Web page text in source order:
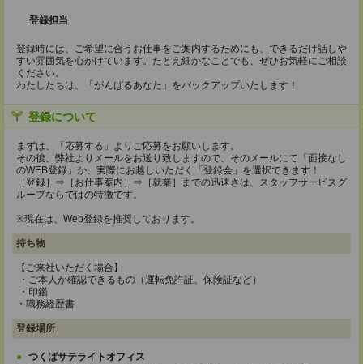
登録担当
登録時には、ご希望に合うお仕事をご案内するためにも、できるだけ話しや
すい雰囲気を心がけています。たとえ細かなことでも、ぜひお気軽にご相談
ください。
わたしたちは、「がんばるあなた」をバックアップいたします！
登録について
まずは、「応募する」よりご応募をお願いします。
その後、弊社よりメールをお送り致しますので、そのメールにて「面接なし
のWEB登録」か、実際にお越しいただく「登録会」を選択できます！
［登録］⇒［お仕事案内］⇒［就業］までの迅速さは、スタッフサービスグ
ループならではの特徴です。
※現在は、Web登録を推奨しております。
持ち物
【ご来社いただく場合】
・ご本人が確認できるもの（運転免許証、保険証など）
・印鑑
・職務経歴書
登録場所
つくばサテライトオフィス